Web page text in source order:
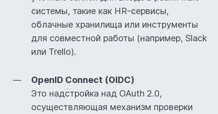
системы, такие как HR-сервисы,
облачные хранилища или инструменты
для совместной работы (например, Slack
или Trello).
OpenID Connect (OIDC)
Это надстройка над OAuth 2.0,
осуществляющая механизм проверки